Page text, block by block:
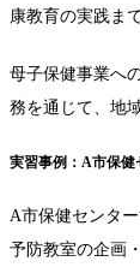
康教育の実践ま
母子保健事業へ
務を通じて、地
実習事例：A市保健
A市保健センタ
予防教室の企画